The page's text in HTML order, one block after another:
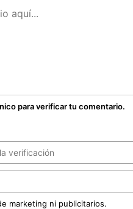
para verificar tu comentario.
marketing ni publicitarios.